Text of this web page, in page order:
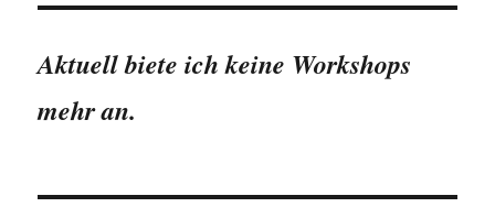
Aktuell biete ich keine Workshops
mehr an.